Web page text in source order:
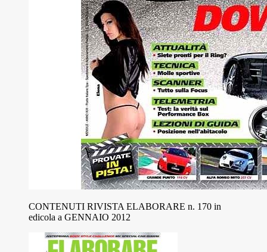
CONTENUTI RIVISTA ELABORARE n. 170 in
edicola a GENNAIO 2012